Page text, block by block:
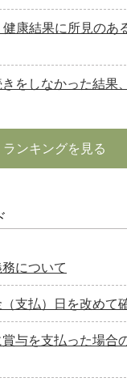
康結果に所見のあ
をしなかった結果
ランキングを見る
について
支払）日を改めて
与を支払った場合